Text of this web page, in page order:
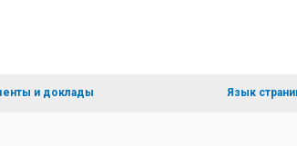
и доклады Язык